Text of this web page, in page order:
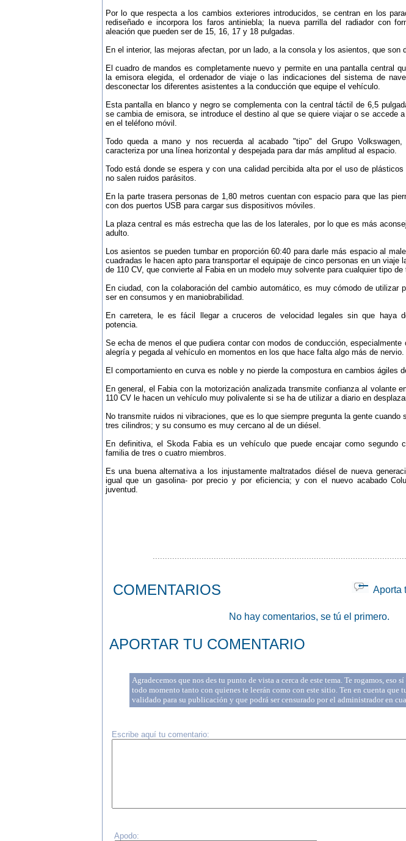
Por lo que respecta a los cambios exteriores introducidos, se centran en los
rediseñado e incorpora los faros antiniebla; la nueva parrilla del radiador con
aleación que pueden ser de 15, 16, 17 y 18 pulgadas.
En el interior, las mejoras afectan, por un lado, a la consola y los asientos, que son
El cuadro de mandos es completamente nuevo y permite en una pantalla central
la emisora elegida, el ordenador de viaje o las indicaciones del sistema de
desconectar los diferentes asistentes a la conducción que equipe el vehículo.
Esta pantalla en blanco y negro se complementa con la central táctil de 6,5
se cambia de emisora, se introduce el destino al que se quiere viajar o se accede
en el teléfono móvil.
Todo queda a mano y nos recuerda al acabado "tipo" del Grupo
caracteriza por una línea horizontal y despejada para dar más amplitud al espacio.
Todo está donde se espera y con una calidad percibida alta por el uso de
no salen ruidos parásitos.
En la parte trasera personas de 1,80 metros cuentan con espacio para que las
con dos puertos USB para cargar sus dispositivos móviles.
La plaza central es más estrecha que las de los laterales, por lo que es más
adulto.
Los asientos se pueden tumbar en proporción 60:40 para darle más espacio al
cuadradas le hacen apto para transportar el equipaje de cinco personas en un viaje
de 110 CV, que convierte al Fabia en un modelo muy solvente para cualquier tipo de
En ciudad, con la colaboración del cambio automático, es muy cómodo de utilizar
ser en consumos y en maniobrabilidad.
En carretera, le es fácil llegar a cruceros de velocidad legales sin que haya
potencia.
Se echa de menos el que pudiera contar con modos de conducción,
alegría y pegada al vehículo en momentos en los que hace falta algo más de nervio.
El comportamiento en curva es noble y no pierde la compostura en cambios ágiles
En general, el Fabia con la motorización analizada transmite confianza al volante
110 CV le hacen un vehículo muy polivalente si se ha de utilizar a diario en
No transmite ruidos ni vibraciones, que es lo que siempre pregunta la gente cuando
tres cilindros; y su consumo es muy cercano al de un diésel.
En definitiva, el Skoda Fabia es un vehículo que puede encajar como segundo
familia de tres o cuatro miembros.
Es una buena alternativa a los injustamente maltratados diésel de nueva
igual que un gasolina- por precio y por eficiencia; y con el nuevo acabado
juventud.
COMENTARIOS Aporta
No hay comentarios, se tú el primero.
APORTAR TU COMENTARIO
Agradecemos que nos des tu punto de vista a cerca de este tema. Te rogamos, eso sí
todo momento tanto con quienes te leerán como con este sitio. Ten en cuenta que
validado para su publicación y que podrá ser censurado por el administrador en
Escribe aquí tu comentario:
Apodo: